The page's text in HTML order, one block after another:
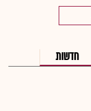
חדשות